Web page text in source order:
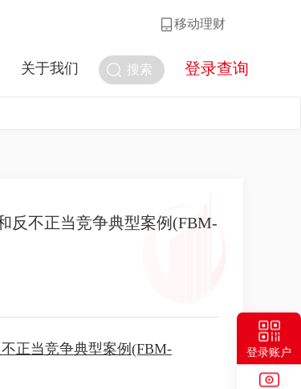
登录账户
移动理财
搜索 登录查询
关于我们
反不正当竞争典型案例(FBM-
正当竞争典型案例(FBM-